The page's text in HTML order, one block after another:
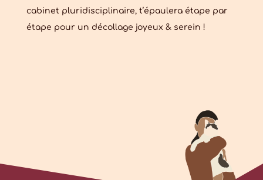
cabinet pluridisciplinaire, t’épaulera étape par
étape pour un décollage joyeux & serein !